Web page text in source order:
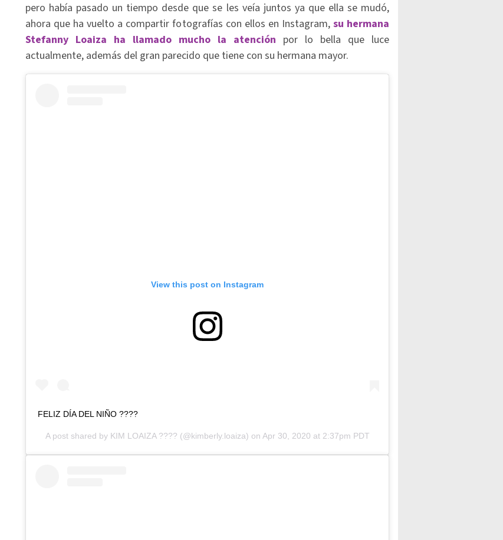
pero había pasado un tiempo desde que se les veía juntos ya que ella se mudó,
ahora que ha vuelto a compartir fotografías con ellos en Instagram, su hermana
Stefanny Loaiza ha llamado mucho la atención por lo bella que luce
actualmente, además del gran parecido que tiene con su hermana mayor.
View this post on Instagram
FELIZ DÍA DEL NIÑO ????
A post shared by KIM LOAIZA ???? (@kimberly.loaiza) on Apr 30, 2020 at 2:37pm PDT